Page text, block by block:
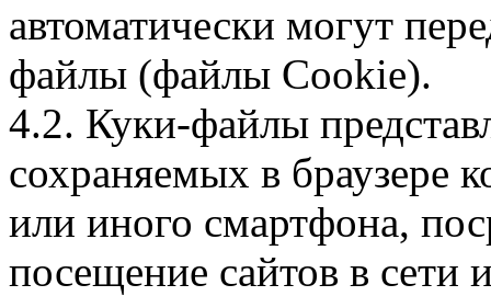
автоматически могут
файлы (файлы Cookie).
4.2. Куки-файлы
сохраняемых в браузере
или иного смартфона,
посещение сайтов в сети